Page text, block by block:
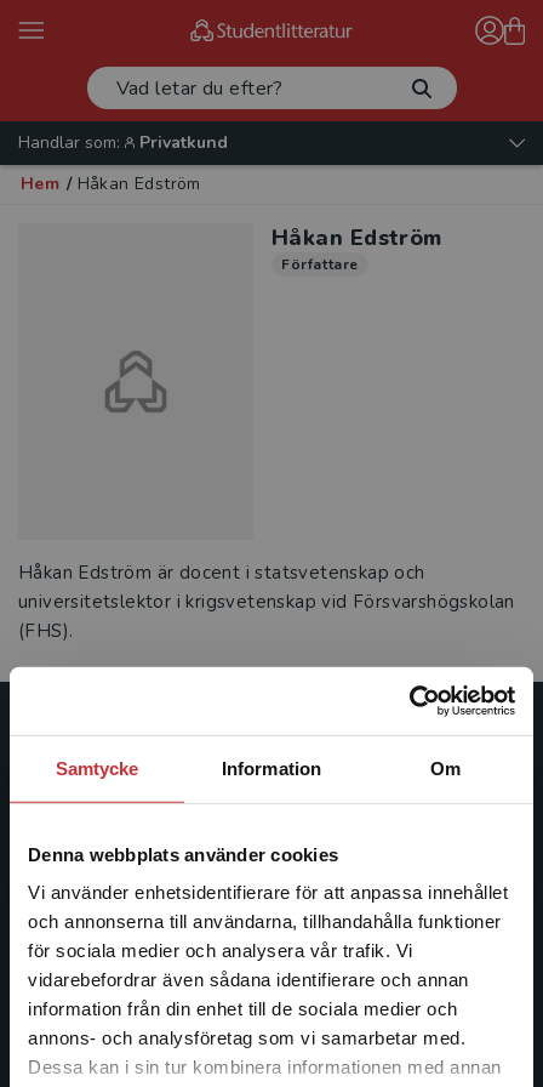
Samtycke Information Om
Denna webbplats använder cookies
Vi använder enhetsidentifierare för att anpassa innehållet
och annonserna till användarna, tillhandahålla funktioner
för sociala medier och analysera vår trafik. Vi
vidarebefordrar även sådana identifierare och annan
information från din enhet till de sociala medier och
annons- och analysföretag som vi samarbetar med.
Dessa kan i sin tur kombinera informationen med annan
Begränsad fraktregion
Handlar som:
Privatkund
Hem / Håkan Edström
Håkan Edström
Författare
Håkan Edström är docent i statsvetenskap och
universitetslektor i krigsvetenskap vid Försvarshögskolan
(FHS).
Studentlitteratur
Studentlitteratur grundades 1963 och är idag Sveriges
facklitteratur, utbildningar och digitala
informationstjänster i utbudet, finns Studentlitteratur med
längs hela kunskapsresan.
Kontakta oss
Kontakta oss